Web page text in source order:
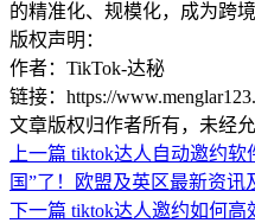
的精准化、规模化，成为跨
版权声明：
作者：TikTok-达秘
链接：https://
文章版权归作者所有，未经允
上一篇 tiktok达人自动邀约软
国”了！欧盟及英区最新资讯
下一篇 tiktok达人邀约如何高